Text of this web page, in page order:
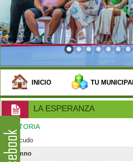
INICIO TU
LA ESPERANZA
HISTORIA
Escudo
Himno